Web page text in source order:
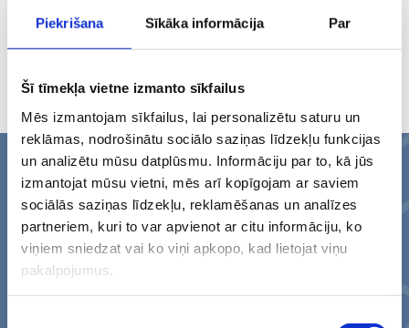
Piekrišana Sīkāka informācija Par
Šī tīmekļa vietne izmanto sīkfailus
Mēs izmantojam sīkfailus, lai personalizētu saturu un
reklāmas, nodrošinātu sociālo saziņas līdzekļu funkcijas
un analizētu mūsu datplūsmu. Informāciju par to, kā jūs
izmantojat mūsu vietni, mēs arī kopīgojam ar saviem
sociālās saziņas līdzekļu, reklamēšanas un analīzes
partneriem, kuri to var apvienot ar citu informāciju, ko
viņiem sniedzat vai ko viņi apkopo, kad lietojat viņu
pakalpojumus.
Наши специалисты предоставляют тщательный осмотр, а
так же рекомендации, как в этот особенный период
поддерживать здоровую гигиену полости рта.
Предложение действует для беременных женщин
(при визите необходимо показать паспорт мамы).